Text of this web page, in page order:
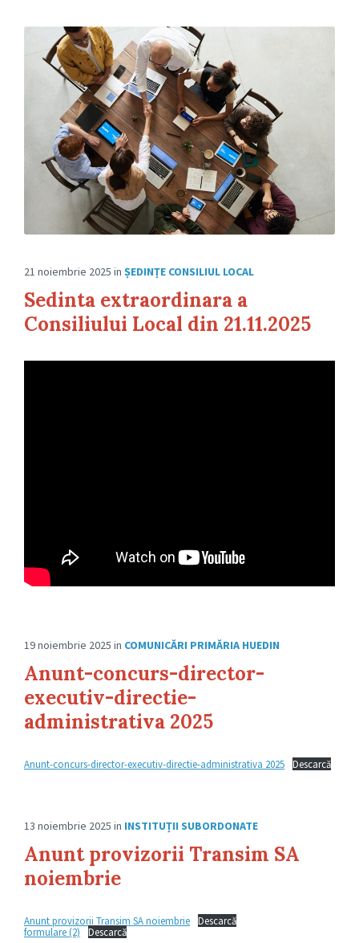
21 noiembrie 2025 in ȘEDINȚE CONSILIUL LOCAL
Sedinta extraordinara a
Consiliului Local din 21.11.2025
19 noiembrie 2025 in COMUNICĂRI PRIMĂRIA HUEDIN
Anunt-concurs-director-
executiv-directie-
administrativa 2025
Anunt-concurs-director-executiv-directie-administrativa 2025 Descarcă
13 noiembrie 2025 in INSTITUȚII SUBORDONATE
Anunt provizorii Transim SA
noiembrie
Anunt provizorii Transim SA noiembrie
Descarcă
formulare (2)
Descarcă